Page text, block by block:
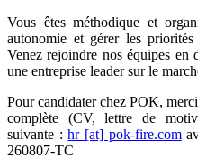
Vous êtes méthodique et
autonomie et gérer les
Venez rejoindre nos équipes en
une entreprise leader sur le
Pour candidater chez POK,
complète (CV, lettre de
suivante :hr [at] pok-fire.com
260807-TC